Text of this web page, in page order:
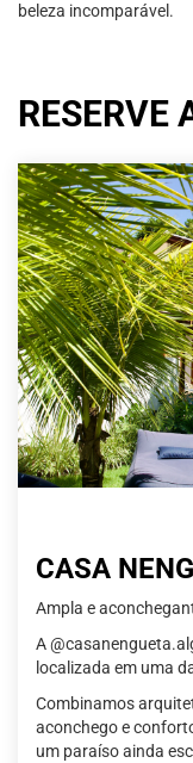
beleza incomparável.
RESERVE
CASA
Ampla e
A
localizada em uma
Combinamos
aconchego e
um paraíso ainda